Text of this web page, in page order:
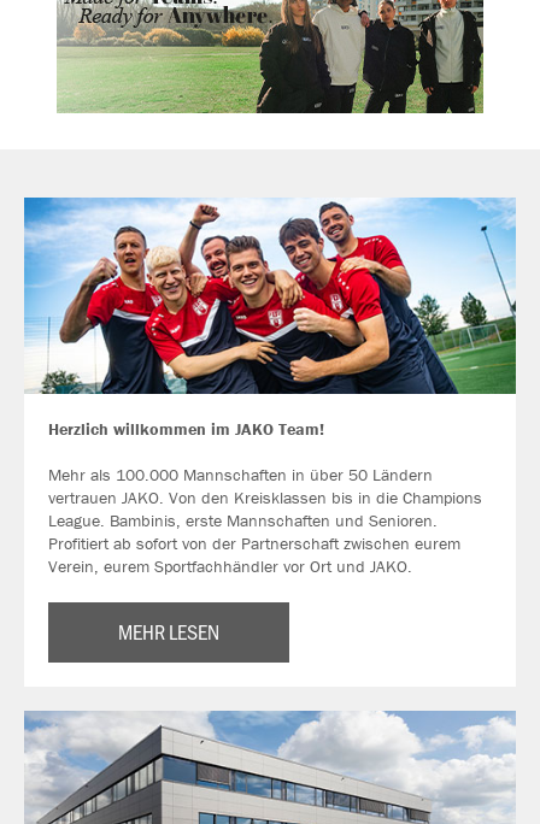
Herzlich willkommen im JAKO Team!
Mehr als 100.000 Mannschaften in über 50 Ländern
vertrauen JAKO. Von den Kreisklassen bis in die Champions
League. Bambinis, erste Mannschaften und Senioren.
Profitiert ab sofort von der Partnerschaft zwischen eurem
Verein, eurem Sportfachhändler vor Ort und JAKO.
MEHR LESEN